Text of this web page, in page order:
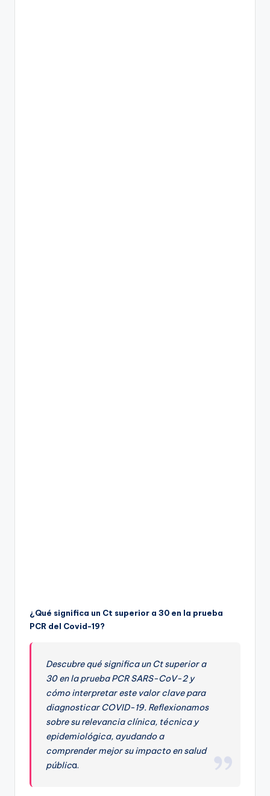
¿Qué significa un Ct superior a 30 en la prueba
PCR del Covid-19?
Descubre qué significa un Ct superior a
30 en la prueba PCR SARS-CoV-2 y
cómo interpretar este valor clave para
diagnosticar COVID-19. Reflexionamos
sobre su relevancia clínica, técnica y
epidemiológica, ayudando a
comprender mejor su impacto en salud
pública.